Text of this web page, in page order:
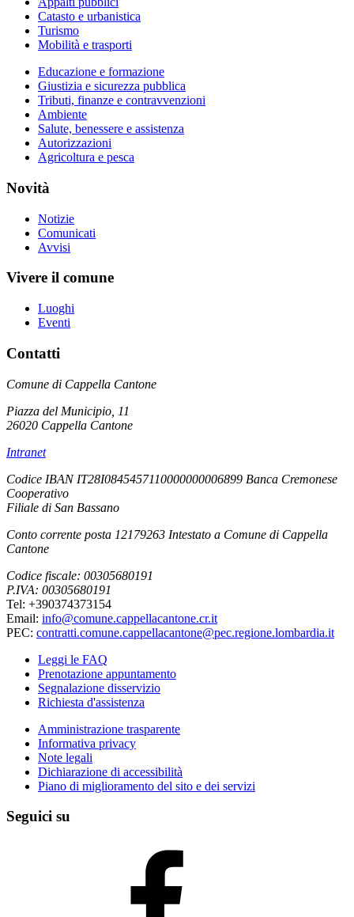
Catasto e urbanistica
Turismo
Mobilità e trasporti
Educazione e formazione
Giustizia e sicurezza pubblica
Tributi, finanze e contravvenzioni
Ambiente
Salute, benessere e assistenza
Autorizzazioni
Agricoltura e pesca
Novità
Notizie
Comunicati
Avvisi
Vivere il comune
Luoghi
Eventi
Contatti
Comune di Cappella Cantone
Piazza del Municipio, 11
26020 Cappella Cantone
Intranet
Codice IBAN IT28I0845457110000000006899 Banca Cremonese
Cooperativo
Filiale di San Bassano
Conto corrente posta 12179263 Intestato a Comune di Cappella
Cantone
Codice fiscale: 00305680191
P.IVA: 00305680191
Tel: +390374373154
Email: info@comune.cappellacantone.cr.it
PEC: contratti.comune.cappellacantone@pec.regione.lombardia.it
Leggi le FAQ
Prenotazione appuntamento
Segnalazione disservizio
Richiesta d'assistenza
Amministrazione trasparente
Informativa privacy
Note legali
Dichiarazione di accessibilità
Piano di miglioramento del sito e dei servizi
Seguici su